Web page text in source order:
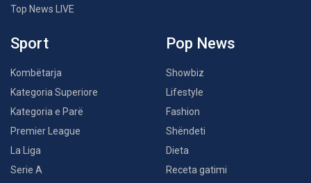
Top News LIVE
Sport
Kombëtarja
Kategoria Superiore
Kategoria e Parë
Premier League
La Liga
Serie A
Pop News
Showbiz
Lifestyle
Fashion
Shëndeti
Dieta
Receta gatimi